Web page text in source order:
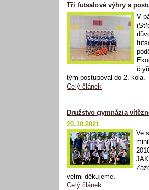
Tři futsalové výhry a
V
tým postupoval do 2. kola.
Celý článek
Družstvo gymnázia
20.10.2021
Ve
velmi děkujeme.
Celý článek